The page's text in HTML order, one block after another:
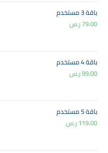
باقة 3 مستخدم
79.00ر.س
باقة 4 مستخدم
99.00ر.س
باقة 5 مستخدم
119.00ر.س